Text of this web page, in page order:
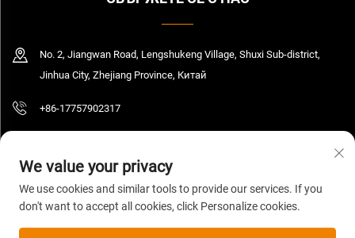
No. 2, Jiangwan Road, Lengshukeng Village, Shuxi Sub-district,
Jinhua City, Zhejiang Province, Китай
+86-17757902317
© 2026 Zhejiang Yedi Industry And Trade Co., Ltd. Всички права запазени.
Политика за поверителност
We value your privacy
We use cookies and similar tools to provide our services. If you
don't want to accept all cookies, click Personalize cookies.